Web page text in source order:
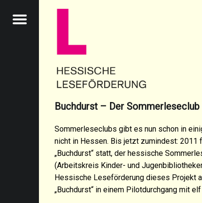
BUCHDURST – HESSISCHE LESEFÖRDERUNG
Menu
Buchdurst – Der Sommerleseclub
Sommerleseclubs gibt es nun schon in
nicht in Hessen. Bis jetzt zumindest: 2011
„Buchdurst“ statt, der hessische
(Arbeitskreis Kinder- und
Hessische Leseförderung dieses Projekt
„Buchdurst“ in einem Pilotdurchgang mit